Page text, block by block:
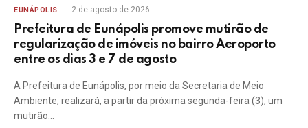
EUNÁPOLIS 2 de agosto de 2026
Prefeitura de Eunápolis promove mutirão de
regularização de imóveis no bairro Aeroporto
entre os dias 3 e 7 de agosto
A Prefeitura de Eunápolis, por meio da Secretaria de Meio
Ambiente, realizará, a partir da próxima segunda-feira (3), um
mutirão…